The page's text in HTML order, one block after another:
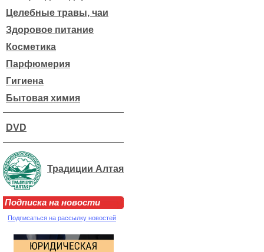
Целебные травы, чаи
Здоровое питание
Косметика
Парфюмерия
Гигиена
Бытовая химия
DVD
Традиции Алтая
Подписка на новости
Подписаться на рассылку новостей